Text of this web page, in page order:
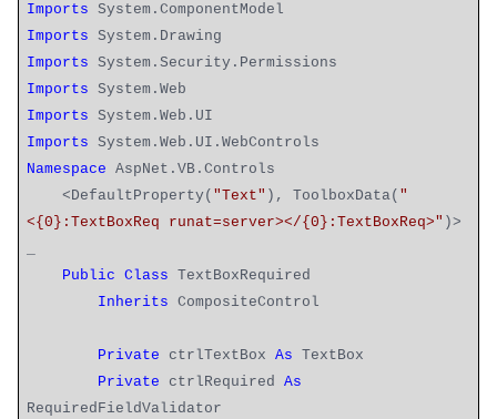
Imports System.ComponentModel
Imports System.Drawing
Imports System.Security.Permissions
Imports System.Web
Imports System.Web.UI
Imports System.Web.UI.WebControls
Namespace AspNet.VB.Controls
<DefaultProperty( "Text" ), ToolboxData( "
<{0}:TextBoxReq runat=server></{0}:TextBoxReq>" )>
Public
Class TextBoxRequired
Inherits CompositeControl
Private ctrlTextBoxAs TextBox
Private ctrlRequiredAs
RequiredFieldValidator